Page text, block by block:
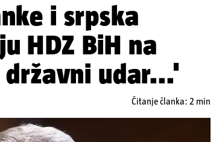
i srpska
HDZ BiH na
udar...'
Čitanje članka: 2 min